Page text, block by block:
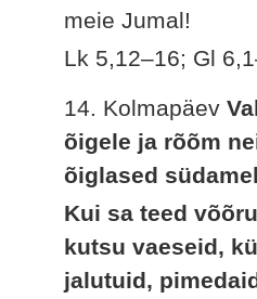
meie Jumal!
Lk 5,12–16; Gl
14. Kolmapäev
õigele ja rõõm
õiglased
Kui sa teed
kutsu vaeseid,
jalutuid,